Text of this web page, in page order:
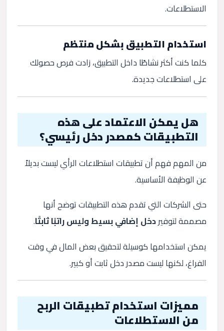
الاستطلاعات.
استخدام التطبيق بشكل منتظم
كلما كنت أكثر نشاطًا داخل التطبيق، زادت فرص حصولك
على استطلاعات جديدة.
هل يمكن الاعتماد على هذه
التطبيقات كمصدر دخل رئيسي؟
من المهم فهم أن تطبيقات استطلاعات الرأي ليست بديلاً
عن الوظيفة الأساسية.
حتى الشركات التي تقدم هذه التطبيقات توضح أنها
مصممة لتوفيردخل إضافي بسيط وليس راتبًا ثابتًا.
يمكن استخدامها كوسيلة لتحقيق بعض المال في وقت
الفراغ، لكنها ليست مصدر دخل ثابت أو كبير.
مميزات استخدام تطبيقات الربح
من الاستطلاعات